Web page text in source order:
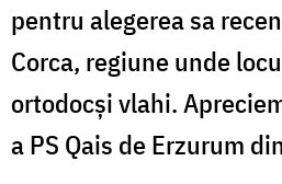
pentru alegerea sa
Corca, regiune unde
ortodocși vlahi.
a PS Qais de Erzurum